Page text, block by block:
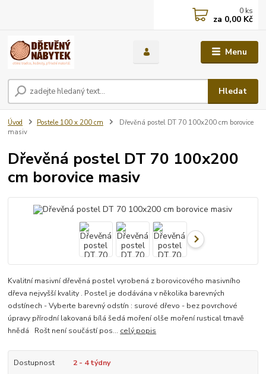
Menu
Hledat
0 ks
za 0,00 Kč
Úvod Postele 100 x 200 cm
Dřevěná postel DT 70 100x200 cm borovice
masiv
Dřevěná postel DT 70 100x200
cm borovice masiv
Kvalitní masivní dřevěná postel vyrobená z borovicového masivního
dřeva nejvyšší kvality . Postel je dodávána v několika barevných
odstínech - Vyberte barevný odstín : surové dřevo - bez povrchové
úpravy přírodní lakovaná bílá šedá moření olše moření rustical tmavě
hnědá Rošt není součástí pos... celý popis
Dostupnost
2 - 4 týdny